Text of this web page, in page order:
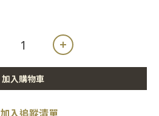
加入購物車